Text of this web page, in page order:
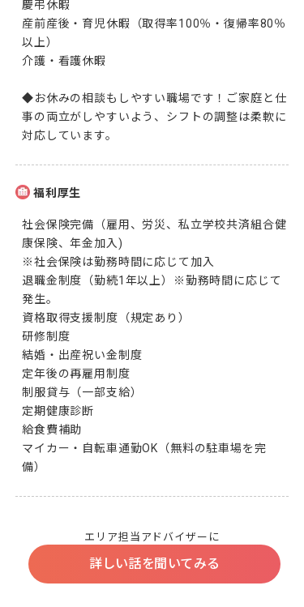
慶弔休暇
産前産後・育児休暇（取得率100％・復帰率80％
以上）
介護・看護休暇
◆お休みの相談もしやすい職場です！ご家庭と仕
事の両立がしやすいよう、シフトの調整は柔軟に
対応しています。
福利厚生
社会保険完備（雇用、労災、私立学校共済組合健
康保険、年金加入)
※社会保険は勤務時間に応じて加入
退職金制度（勤続1年以上）※勤務時間に応じて
発生。
資格取得支援制度（規定あり）
研修制度
結婚・出産祝い金制度
定年後の再雇用制度
制服貸与（一部支給）
定期健康診断
給食費補助
マイカー・自転車通勤OK（無料の駐車場を完
エリア担当アドバイザーに
詳しい話を聞いてみる